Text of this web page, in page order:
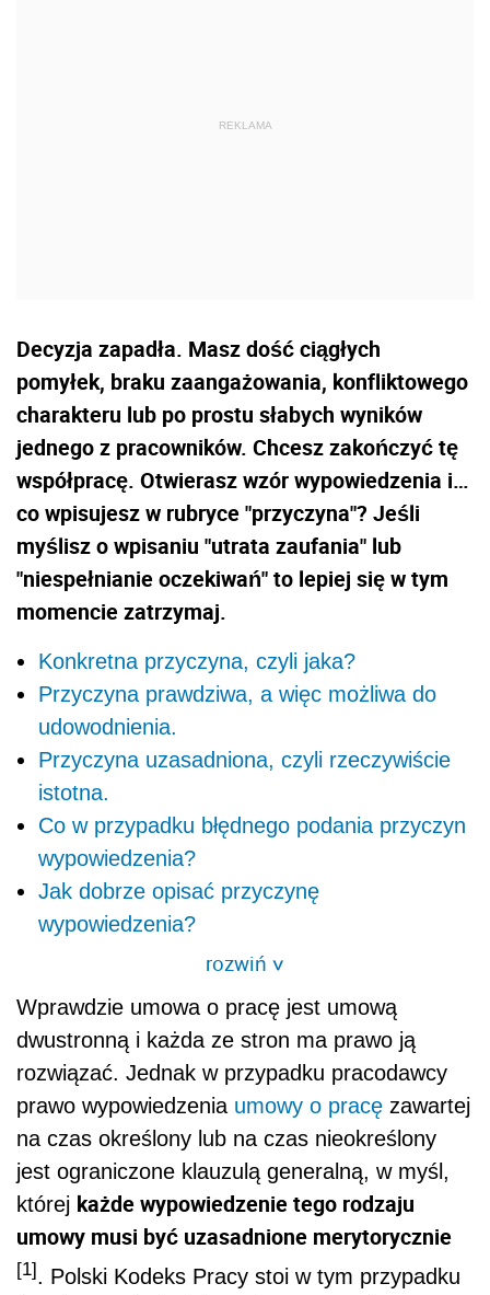
Decyzja zapadła. Masz dość ciągłych
pomyłek, braku zaangażowania, konfliktowego
charakteru lub po prostu słabych wyników
jednego z pracowników. Chcesz zakończyć tę
współpracę. Otwierasz wzór wypowiedzenia i…
co wpisujesz w rubryce "przyczyna"? Jeśli
myślisz o wpisaniu "utrata zaufania" lub
"niespełnianie oczekiwań" to lepiej się w tym
momencie zatrzymaj.
Konkretna przyczyna, czyli jaka?
Przyczyna prawdziwa, a więc możliwa do
udowodnienia.
Przyczyna uzasadniona, czyli rzeczywiście
istotna.
Co w przypadku błędnego podania przyczyn
wypowiedzenia?
Jak dobrze opisać przyczynę
wypowiedzenia?
rozwiń>
Wprawdzie umowa o pracę jest umową
dwustronną i każda ze stron ma prawo ją
rozwiązać. Jednak w przypadku pracodawcy
prawo wypowiedzenia umowy o pracę zawartej
na czas określony lub na czas nieokreślony
jest ograniczone klauzulą generalną, w myśl,
której każde wypowiedzenie tego rodzaju
umowy musi być uzasadnione merytorycznie
[1]
. Polski Kodeks Pracy stoi w tym przypadku